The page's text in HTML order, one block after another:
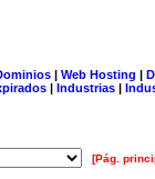
| Web Hosting |
| Industrias |
[Pág.